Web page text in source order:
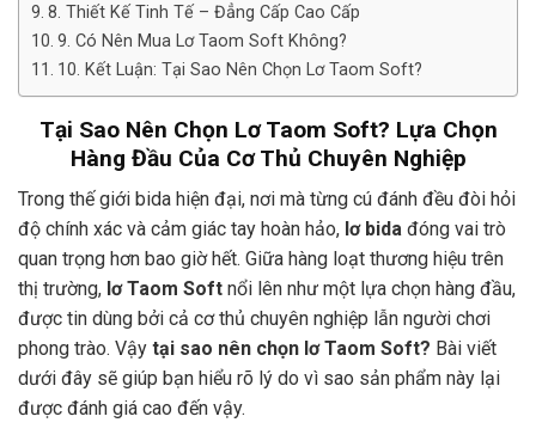
8. Thiết Kế Tinh Tế – Đẳng Cấp Cao Cấp
9. Có Nên Mua Lơ Taom Soft Không?
10. Kết Luận: Tại Sao Nên Chọn Lơ Taom Soft?
Tại Sao Nên Chọn Lơ Taom Soft? Lựa Chọn
Hàng Đầu Của Cơ Thủ Chuyên Nghiệp
Trong thế giới bida hiện đại, nơi mà từng cú đánh đều đòi hỏi
độ chính xác và cảm giác tay hoàn hảo, lơ bida đóng vai trò
quan trọng hơn bao giờ hết. Giữa hàng loạt thương hiệu trên
thị trường, lơ Taom Soft nổi lên như một lựa chọn hàng đầu,
được tin dùng bởi cả cơ thủ chuyên nghiệp lẫn người chơi
phong trào. Vậy tại sao nên chọn lơ Taom Soft? Bài viết
dưới đây sẽ giúp bạn hiểu rõ lý do vì sao sản phẩm này lại
được đánh giá cao đến vậy.